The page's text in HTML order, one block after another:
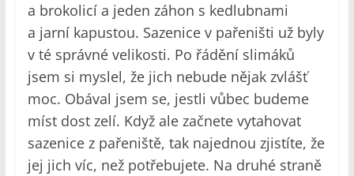
a brokolicí a jeden záhon s kedlubnami
a jarní kapustou. Sazenice v pařeništi už byly
v té správné velikosti. Po řádění slimáků
jsem si myslel, že jich nebude nějak zvlášť
moc. Obával jsem se, jestli vůbec budeme
míst dost zelí. Když ale začnete vytahovat
sazenice z pařeniště, tak najednou zjistíte, že
jej jich víc, než potřebujete. Na druhé straně